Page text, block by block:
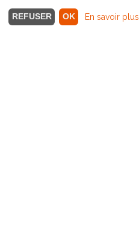
REFUSER OK En savoir plus